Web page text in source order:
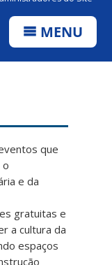
MENU
que
o
e da
gratuitas e
a cultura da
espaços